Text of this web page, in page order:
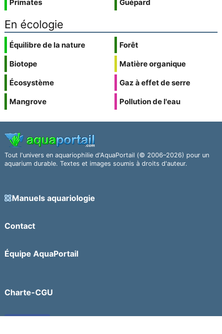
Primates
Guépard
En écologie
Équilibre de la nature
Biotope
Écosystème
Mangrove
Forêt
Matière organique
Gaz à effet de serre
Pollution de l'eau
Tout l'univers en aquariophilie d'AquaPortail (© 2006–2026) pour un
aquarium durable. Textes et images soumis à droits d'auteur.
Manuels aquariologie
Contact
Équipe AquaPortail
Charte-CGU